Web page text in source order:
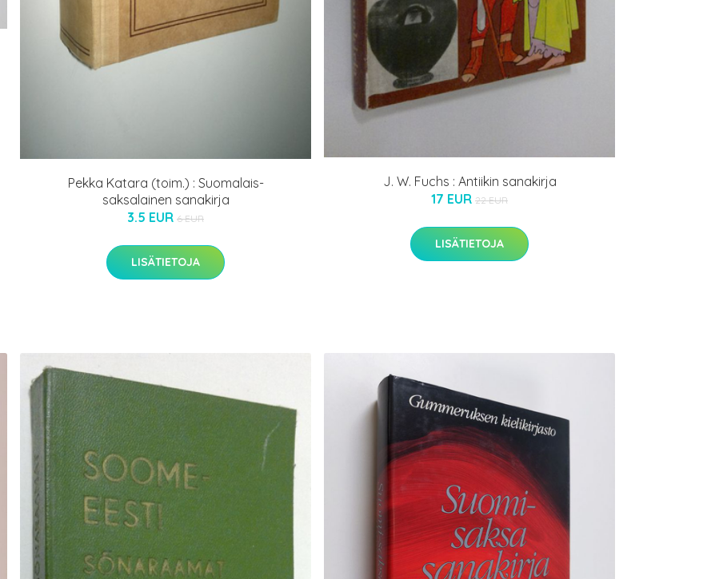
Pekka Katara (toim.) : Suomalais-
saksalainen sanakirja
3.5 EUR 6 EUR
LISÄTIETOJA
J. W. Fuchs : Antiikin sanakirja
17 EUR 22 EUR
LISÄTIETOJA